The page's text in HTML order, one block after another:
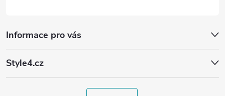
Informace pro vás
Style4.cz